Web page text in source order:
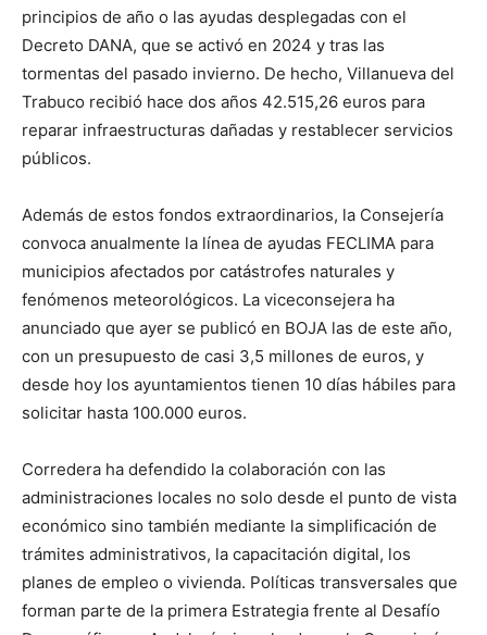
principios de año o las ayudas desplegadas con el
Decreto DANA, que se activó en 2024 y tras las
tormentas del pasado invierno. De hecho, Villanueva del
Trabuco recibió hace dos años 42.515,26 euros para
reparar infraestructuras dañadas y restablecer servicios
públicos.
Además de estos fondos extraordinarios, la Consejería
convoca anualmente la línea de ayudas FECLIMA para
municipios afectados por catástrofes naturales y
fenómenos meteorológicos. La viceconsejera ha
anunciado que ayer se publicó en BOJA las de este año,
con un presupuesto de casi 3,5 millones de euros, y
desde hoy los ayuntamientos tienen 10 días hábiles para
solicitar hasta 100.000 euros.
Corredera ha defendido la colaboración con las
administraciones locales no solo desde el punto de vista
económico sino también mediante la simplificación de
trámites administrativos, la capacitación digital, los
planes de empleo o vivienda. Políticas transversales que
forman parte de la primera Estrategia frente al Desafío